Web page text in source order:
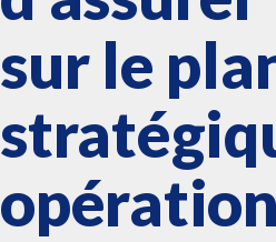
sur le